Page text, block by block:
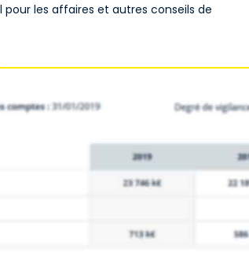
pour les affaires et autres conseils de